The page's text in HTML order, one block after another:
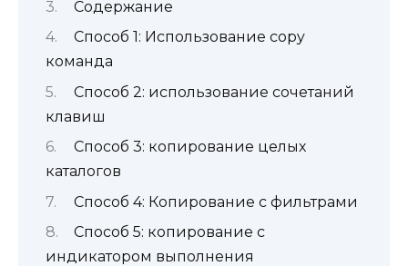
Содержание
Способ 1: Использование copy
команда
Способ 2: использование сочетаний
клавиш
Способ 3: копирование целых
каталогов
Способ 4: Копирование с фильтрами
Способ 5: копирование с
индикатором выполнения